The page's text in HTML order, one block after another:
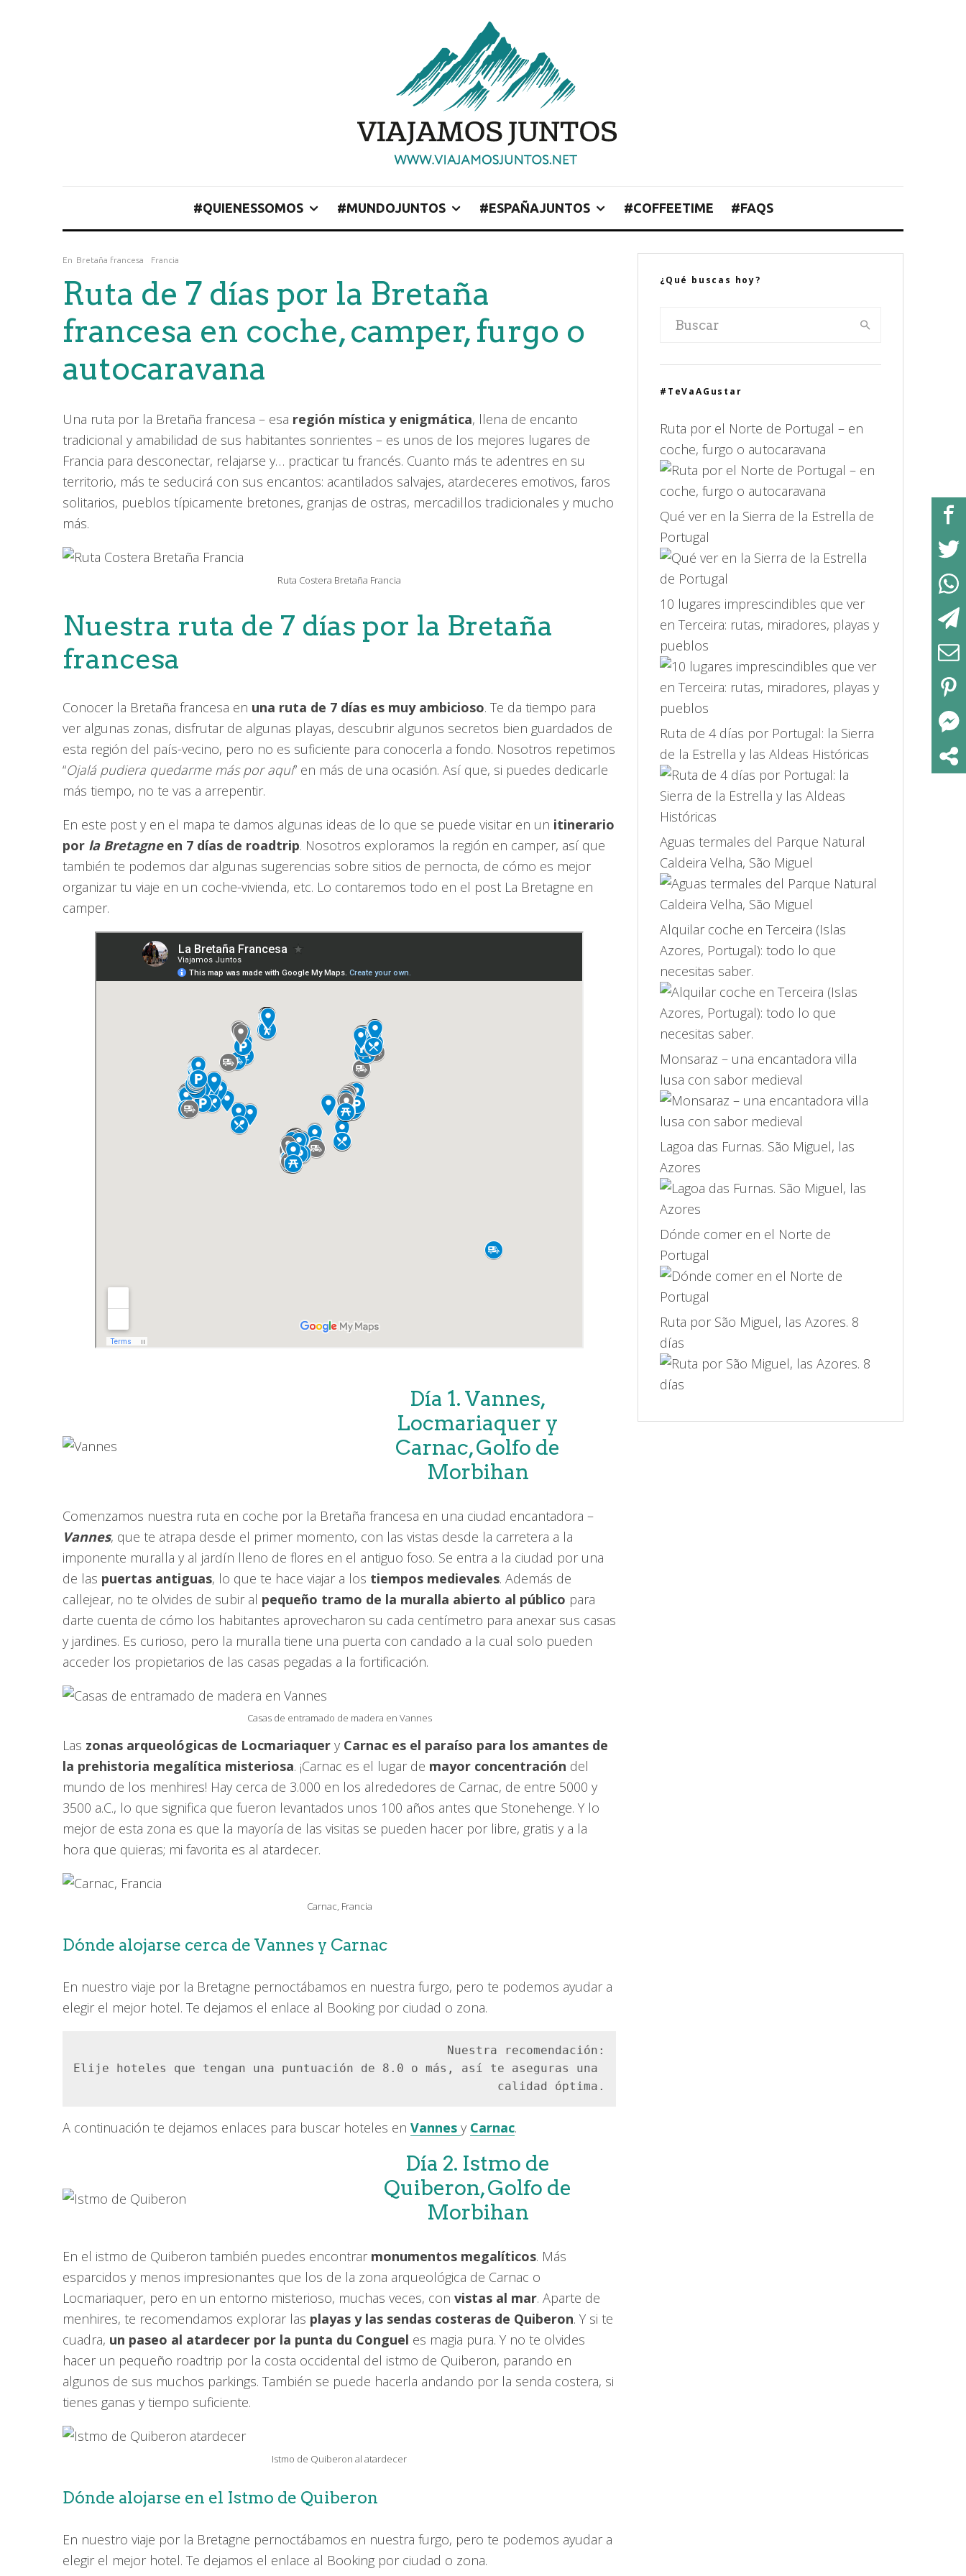
#QUIENESSOMOS #MUNDOJUNTOS #ESPAÑAJUNTOS #COFFEETIME #FAQS
En Bretaña francesa Francia
Ruta de 7 días por la Bretaña
francesa en coche, camper, furgo o
autocaravana
Una ruta por la Bretaña francesa – esa región mística y enigmática, llena de encanto
tradicional y amabilidad de sus habitantes sonrientes – es unos de los mejores lugares de
Francia para desconectar, relajarse y… practicar tu francés. Cuanto más te adentres en su
territorio, más te seducirá con sus encantos: acantilados salvajes, atardeceres emotivos, faros
solitarios, pueblos típicamente bretones, granjas de ostras, mercadillos tradicionales y mucho
más.
Ruta Costera Bretaña Francia
Nuestra ruta de 7 días por la Bretaña
francesa
Conocer la Bretaña francesa en una ruta de 7 días es muy ambicioso. Te da tiempo para
ver algunas zonas, disfrutar de algunas playas, descubrir algunos secretos bien guardados de
esta región del país-vecino, pero no es suficiente para conocerla a fondo. Nosotros repetimos
“Ojalá pudiera quedarme más por aquí” en más de una ocasión. Así que, si puedes dedicarle
más tiempo, no te vas a arrepentir.
En este post y en el mapa te damos algunas ideas de lo que se puede visitar en un itinerario
por la Bretagneen 7 días de roadtrip. Nosotros exploramos la región en camper, así que
también te podemos dar algunas sugerencias sobre sitios de pernocta, de cómo es mejor
organizar tu viaje en un coche-vivienda, etc. Lo contaremos todo en el post La Bretagne en
camper.
Día 1. Vannes,
Locmariaquer y
Carnac, Golfo de
Morbihan
Comenzamos nuestra ruta en coche por la Bretaña francesa en una ciudad encantadora –
Vannes, que te atrapa desde el primer momento, con las vistas desde la carretera a la
imponente muralla y al jardín lleno de flores en el antiguo foso. Se entra a la ciudad por una
de las puertas antiguas, lo que te hace viajar a los tiempos medievales. Además de
callejear, no te olvides de subir al pequeño tramo de la muralla abierto al público para
darte cuenta de cómo los habitantes aprovecharon su cada centímetro para anexar sus casas
y jardines. Es curioso, pero la muralla tiene una puerta con candado a la cual solo pueden
acceder los propietarios de las casas pegadas a la fortificación.
Casas de entramado de madera en Vannes
Las zonas arqueológicas de Locmariaquer y Carnac es el paraíso para los amantes de
la prehistoria megalítica misteriosa. ¡Carnac es el lugar de mayor concentración del
mundo de los menhires! Hay cerca de 3.000 en los alrededores de Carnac, de entre 5000 y
3500 a.C., lo que significa que fueron levantados unos 100 años antes que Stonehenge. Y lo
mejor de esta zona es que la mayoría de las visitas se pueden hacer por libre, gratis y a la
hora que quieras; mi favorita es al atardecer.
Carnac, Francia
Dónde alojarse cerca de Vannes y Carnac
En nuestro viaje por la Bretagne pernoctábamos en nuestra furgo, pero te podemos ayudar a
elegir el mejor hotel. Te dejamos el enlace al Booking por ciudad o zona.
Nuestra recomendación:
Elije hoteles que tengan una puntuación de 8.0 o más, así te aseguras una
calidad óptima.
A continuación te dejamos enlaces para buscar hoteles en Vannes y Carnac.
Día 2. Istmo de
Quiberon, Golfo de
Morbihan
En el istmo de Quiberon también puedes encontrar monumentos megalíticos. Más
esparcidos y menos impresionantes que los de la zona arqueológica de Carnac o
Locmariaquer, pero en un entorno misterioso, muchas veces, con vistas al mar. Aparte de
menhires, te recomendamos explorar las playas y las sendas costeras de Quiberon. Y si te
cuadra, un paseo al atardecer por la punta du Conguel es magia pura. Y no te olvides
hacer un pequeño roadtrip por la costa occidental del istmo de Quiberon, parando en
algunos de sus muchos parkings. También se puede hacerla andando por la senda costera, si
tienes ganas y tiempo suficiente.
Istmo de Quiberon al atardecer
Dónde alojarse en el Istmo de Quiberon
En nuestro viaje por la Bretagne pernoctábamos en nuestra furgo, pero te podemos ayudar a
elegir el mejor hotel. Te dejamos el enlace al Booking por ciudad o zona.
¿Qué buscas hoy?
#TeVaAGustar
Ruta por el Norte de Portugal – en
coche, furgo o autocaravana
Qué ver en la Sierra de la Estrella de
Portugal
10 lugares imprescindibles que ver
en Terceira: rutas, miradores, playas y
pueblos
Ruta de 4 días por Portugal: la Sierra
de la Estrella y las Aldeas Históricas
Aguas termales del Parque Natural
Caldeira Velha, São Miguel
Alquilar coche en Terceira (Islas
Azores, Portugal): todo lo que
necesitas saber.
Monsaraz – una encantadora villa
lusa con sabor medieval
Lagoa das Furnas. São Miguel, las
Azores
Dónde comer en el Norte de
Portugal
Ruta por São Miguel, las Azores. 8
días